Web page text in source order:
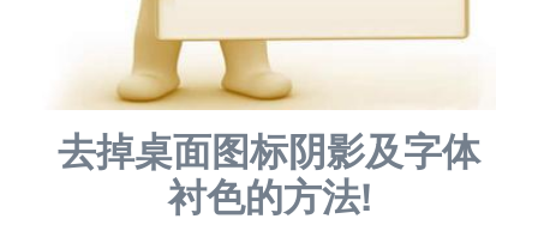
去掉桌面图标阴影及字体
衬色的方法!